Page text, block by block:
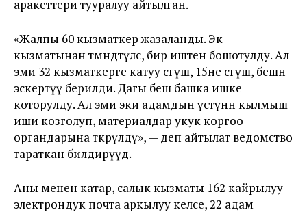
аракеттери тууралуу айтылган.
«Жалпы 60 кызматкер жазаланды. Экөө
кызматынан төмөндөтүлсө, бирөө иштен бошотулду. Ал
эми 32 кызматкерге катуу сөгүш, 15не сөгүш, бешөөнө
эскертүү берилди. Дагы бешөө башка ишке
которулду. Ал эми эки адамдын үстүнөн кылмыш
иши козголуп, материалдар укук коргоо
органдарына өткөрүлдү», — деп айтылат ведомство
тараткан билдирүүдө.
Аны менен катар, салык кызматы 162 кайрылуу
электрондук почта аркылуу келсе, 22 адам